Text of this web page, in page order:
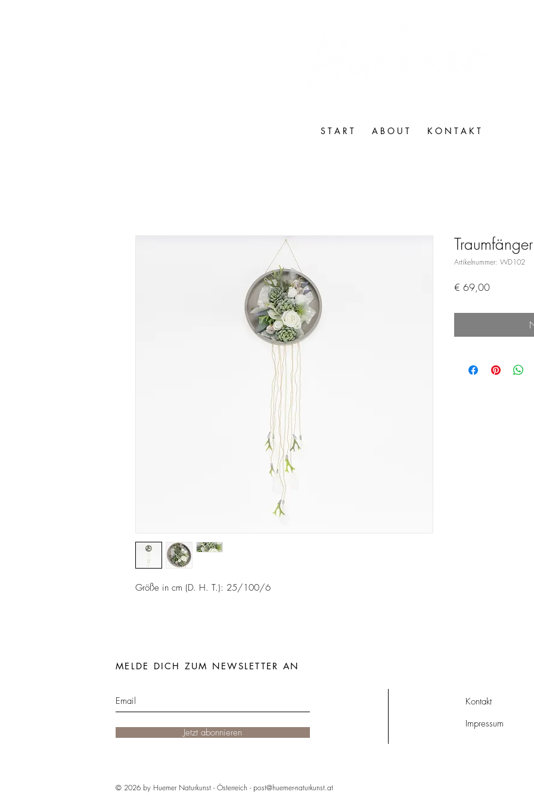
Größe in cm (D. H. T.): 25/100/6
Traumfänger
Artikelnummer: WD102
€ 69,00Preis
S T A R T A B O U T K O N T A K T
Jetzt abonnieren
MELDE DICH ZUM NEWSLETTER AN
Kontakt
Impressum
© 2026 by Huemer Naturkunst - Österreich - post@huemer-naturkunst.at